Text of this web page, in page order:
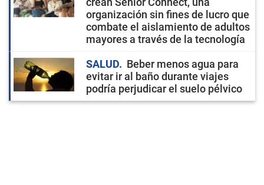
organización sin fines de lucro que
combate el aislamiento de adultos
mayores a través de la tecnología
SALUD
Beber menos agua para
evitar ir al baño durante viajes
podría perjudicar el suelo pélvico